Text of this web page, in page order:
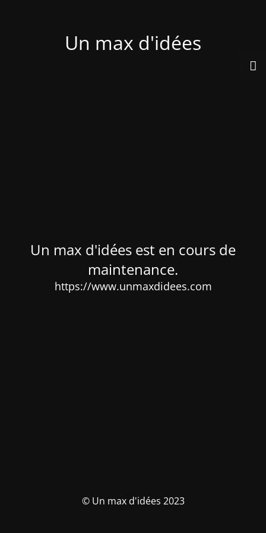
Un max d'idées
Un max d'idées est en cours de
maintenance.
https://www.unmaxdidees.com
© Un max d'idées 2023